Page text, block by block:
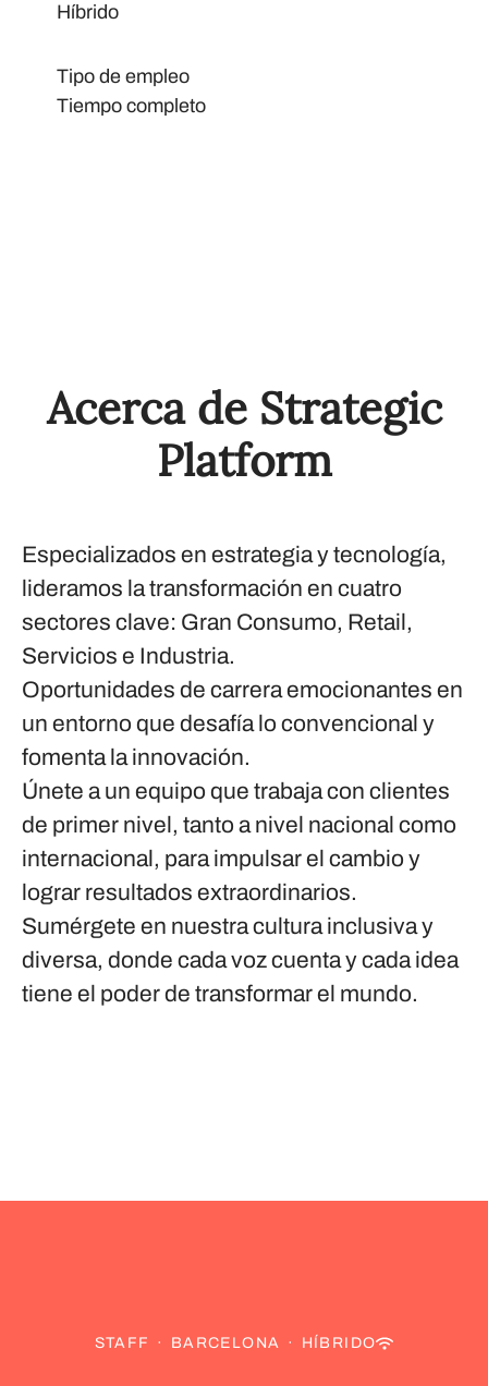
Híbrido
Tipo de empleo
Tiempo completo
Acerca de Strategic
Platform
Especializados en estrategia y tecnología,
lideramos la transformación en cuatro
sectores clave: Gran Consumo, Retail,
Servicios e Industria.
Oportunidades de carrera emocionantes en
un entorno que desafía lo convencional y
fomenta la innovación.
Únete a un equipo que trabaja con clientes
de primer nivel, tanto a nivel nacional como
internacional, para impulsar el cambio y
lograr resultados extraordinarios.
Sumérgete en nuestra cultura inclusiva y
diversa, donde cada voz cuenta y cada idea
tiene el poder de transformar el mundo.
STAFF · BARCELONA · HÍBRIDO